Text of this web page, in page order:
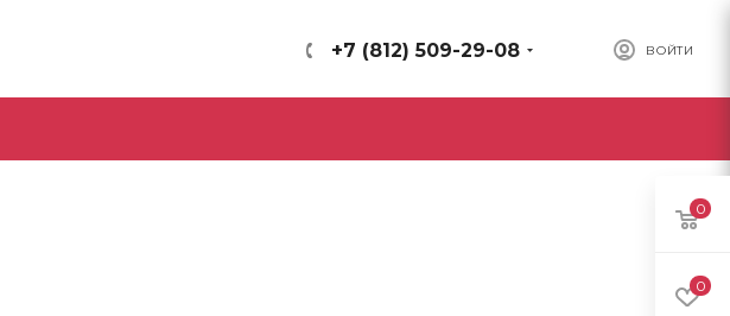
ВОЙТИ
+7 (812) 509-29-08
0
0